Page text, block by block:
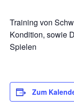
Training von
Kondition, sowie
Spielen
Zum